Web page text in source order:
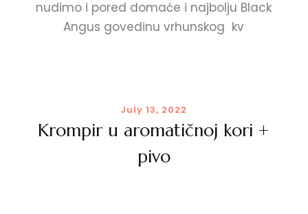
nudimo i pored domaće i najbolju Black
Angus govedinu vrhunskog kv
July 13, 2022
Krompir u aromatičnoj kori +
pivo